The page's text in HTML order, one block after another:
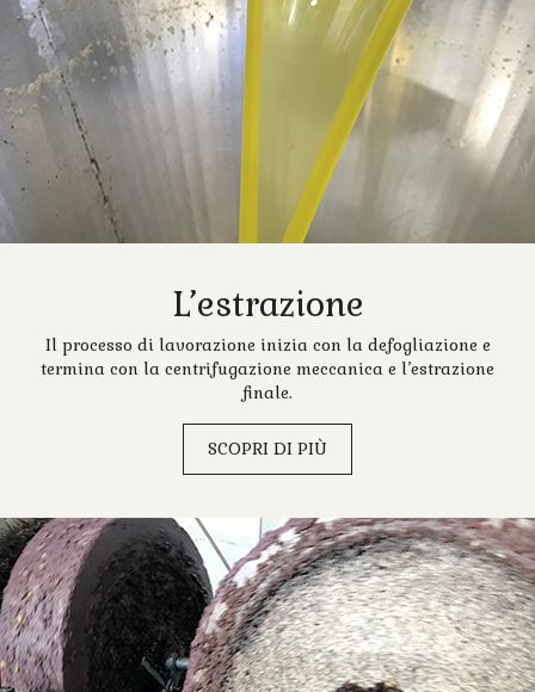
L’estrazione
Il processo di lavorazione inizia con la defogliazione e
termina con la centrifugazione meccanica e l’estrazione
finale.
SCOPRI DI PIÙ